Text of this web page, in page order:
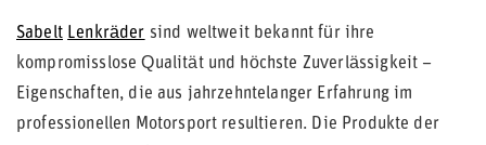
Sabelt Lenkräder sind weltweit bekannt für ihre
kompromisslose Qualität und höchste Zuverlässigkeit –
Eigenschaften, die aus jahrzehntelanger Erfahrung im
professionellen Motorsport resultieren. Die Produkte der